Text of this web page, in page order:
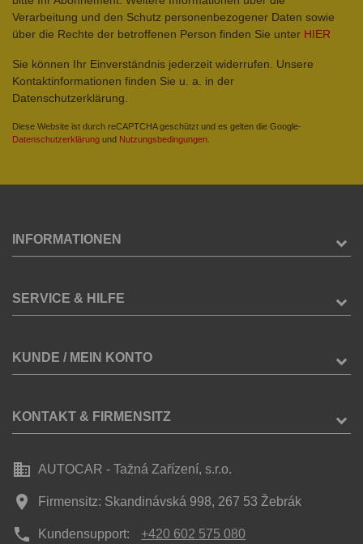
Verarbeitung und den Schutz personenbezogener Daten sowie
über die Rechte der betroffenen Person finden Sie unter HIER
Sie können Ihr Einverständnis jederzeit widerrufen. Unsere
Kontaktinformationen finden Sie u. a. in der
Datenschutzerklärung.
Diese Website ist durch reCAPTCHA geschützt und es gelten die Google-
Datenschutzerklärung und Nutzungsbedingungen
INFORMATIONEN
SERVICE & HILFE
KUNDE / MEIN KONTO
KONTAKT & FIRMENSITZ
business AUTOCAR - Tažná Zařízení, s.r.o.
place Firmensitz: Skandinávská 998, 267 53 Žebrák
phone Kundensupport: +420 602 575 080